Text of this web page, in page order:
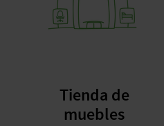
Tienda de
muebles